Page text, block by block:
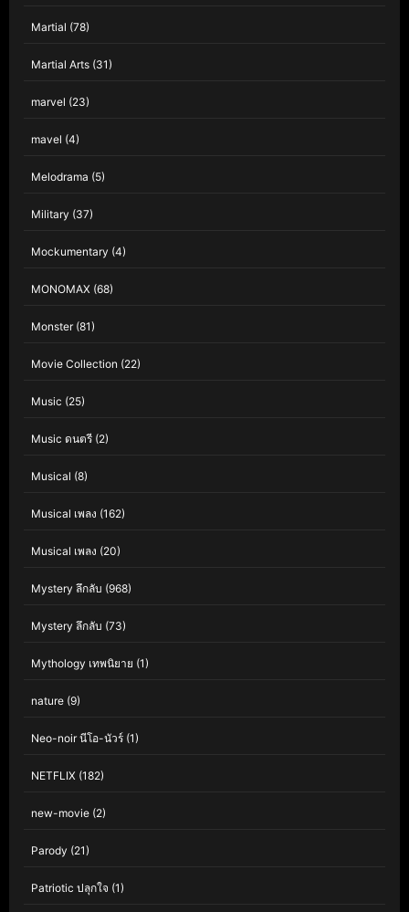
Martial (78)
Martial Arts (31)
marvel (23)
mavel (4)
Melodrama (5)
Military (37)
Mockumentary (4)
MONOMAX (68)
Monster(81)
Movie Collection (22)
Music (25)
Music ดนตรี (2)
Musical (8)
Musical เพลง (162)
Musical เพลง (20)
Mystery ลึกลับ (968)
Mystery ลึกลับ (73)
Mythology เทพนิยาย (1)
nature (9)
Neo-noir นีโอ-นัวร์ (1)
NETFLIX (182)
new-movie (2)
Parody (21)
Patriotic ปลุกใจ (1)